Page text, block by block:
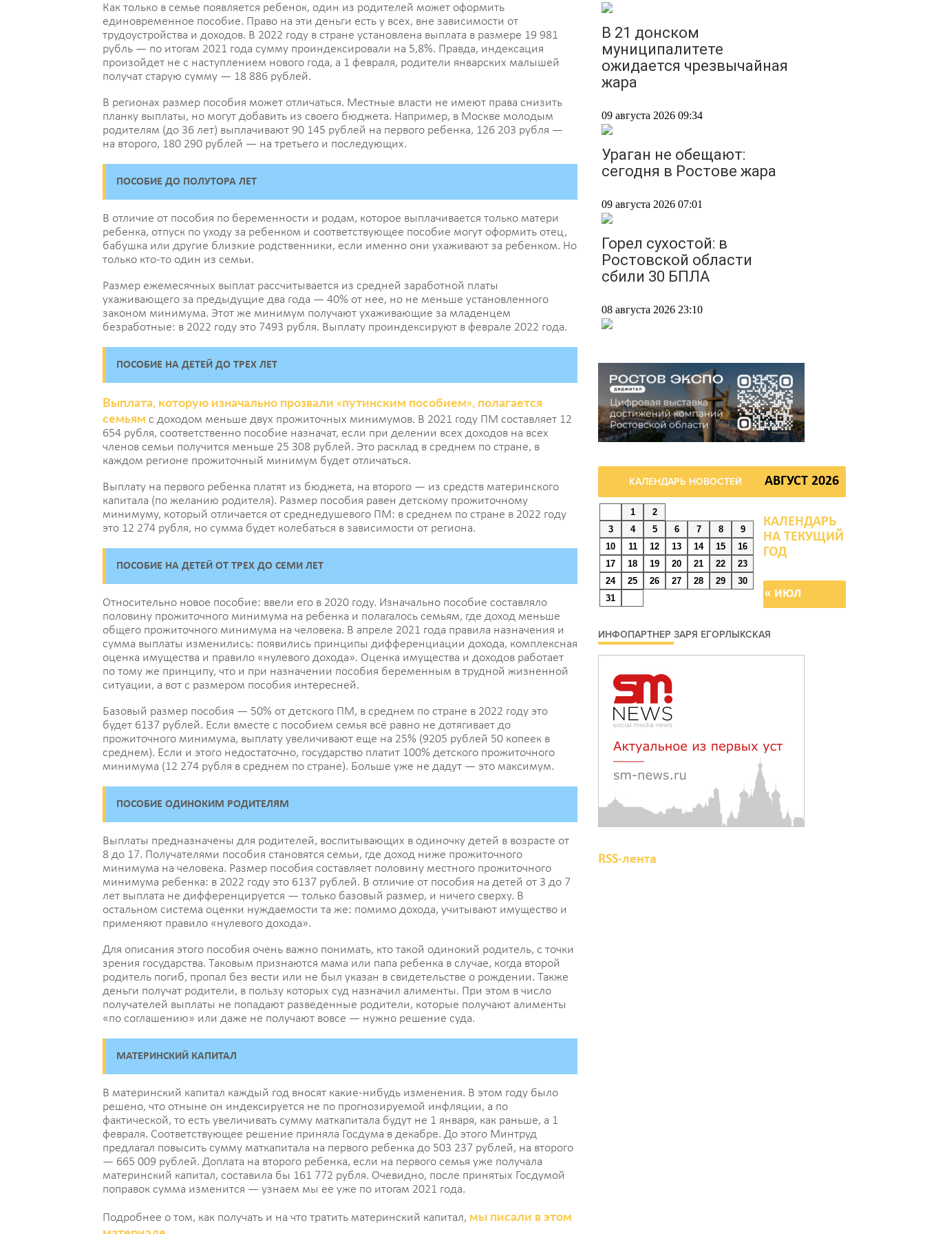
Как только в семье появляется ребенок, один из родителей может оформить
единовременное пособие. Право на эти деньги есть у всех, вне зависимости от
трудоустройства и доходов. В 2022 году в стране установлена выплата в размере 19 981
рубль — по итогам 2021 года сумму проиндексировали на 5,8%. Правда, индексация
произойдет не с наступлением нового года, а 1 февраля, родители январских малышей
получат старую сумму — 18 886 рублей.
В регионах размер пособия может отличаться. Местные власти не имеют права снизить
планку выплаты, но могут добавить из своего бюджета. Например, в Москве молодым
родителям (до 36 лет) выплачивают 90 145 рублей на первого ребенка, 126 203 рубля —
на второго, 180 290 рублей — на третьего и последующих.
ПОСОБИЕ ДО ПОЛУТОРА ЛЕТ
В отличие от пособия по беременности и родам, которое выплачивается только матери
ребенка, отпуск по уходу за ребенком и соответствующее пособие могут оформить отец,
бабушка или другие близкие родственники, если именно они ухаживают за ребенком. Но
только кто-то один из семьи.
Размер ежемесячных выплат рассчитывается из средней заработной платы
ухаживающего за предыдущие два года — 40% от нее, но не меньше установленного
законом минимума. Этот же минимум получают ухаживающие за младенцем
безработные: в 2022 году это 7493 рубля. Выплату проиндексируют в феврале 2022 года.
ПОСОБИЕ НА ДЕТЕЙ ДО ТРЕХ ЛЕТ
Выплата, которую изначально прозвали «путинским пособием», полагается
семьям с доходом меньше двух прожиточных минимумов. В 2021 году ПМ составляет 12
654 рубля, соответственно пособие назначат, если при делении всех доходов на всех
членов семьи получится меньше 25 308 рублей. Это расклад в среднем по стране, в
каждом регионе прожиточный минимум будет отличаться.
Выплату на первого ребенка платят из бюджета, на второго — из средств материнского
капитала (по желанию родителя). Размер пособия равен детскому прожиточному
минимуму, который отличается от среднедушевого ПМ: в среднем по стране в 2022 году
это 12 274 рубля, но сумма будет колебаться в зависимости от региона.
ПОСОБИЕ НА ДЕТЕЙ ОТ ТРЕХ ДО СЕМИ ЛЕТ
Относительно новое пособие: ввели его в 2020 году. Изначально пособие составляло
половину прожиточного минимума на ребенка и полагалось семьям, где доход меньше
общего прожиточного минимума на человека. В апреле 2021 года правила назначения и
сумма выплаты изменились: появились принципы дифференциации дохода, комплексная
оценка имущества и правило «нулевого дохода». Оценка имущества и доходов работает
по тому же принципу, что и при назначении пособия беременным в трудной жизненной
ситуации, а вот с размером пособия интересней.
Базовый размер пособия — 50% от детского ПМ, в среднем по стране в 2022 году это
будет 6137 рублей. Если вместе с пособием семья всё равно не дотягивает до
прожиточного минимума, выплату увеличивают еще на 25% (9205 рублей 50 копеек в
среднем). Если и этого недостаточно, государство платит 100% детского прожиточного
минимума (12 274 рубля в среднем по стране). Больше уже не дадут — это максимум.
ПОСОБИЕ ОДИНОКИМ РОДИТЕЛЯМ
Выплаты предназначены для родителей, воспитывающих в одиночку детей в возрасте от
8 до 17. Получателями пособия становятся семьи, где доход ниже прожиточного
минимума на человека. Размер пособия составляет половину местного прожиточного
минимума ребенка: в 2022 году это 6137 рублей. В отличие от пособия на детей от 3 до 7
лет выплата не дифференцируется — только базовый размер, и ничего сверху. В
остальном система оценки нуждаемости та же: помимо дохода, учитывают имущество и
применяют правило «нулевого дохода».
Для описания этого пособия очень важно понимать, кто такой одинокий родитель, с точки
зрения государства. Таковым признаются мама или папа ребенка в случае, когда второй
родитель погиб, пропал без вести или не был указан в свидетельстве о рождении. Также
деньги получат родители, в пользу которых суд назначил алименты. При этом в число
получателей выплаты не попадают разведенные родители, которые получают алименты
«по соглашению» или даже не получают вовсе — нужно решение суда.
МАТЕРИНСКИЙ КАПИТАЛ
В материнский капитал каждый год вносят какие-нибудь изменения. В этом году было
решено, что отныне он индексируется не по прогнозируемой инфляции, а по
фактической, то есть увеличивать сумму маткапитала будут не 1 января, как раньше, а 1
февраля. Соответствующее решение приняла Госдума в декабре. До этого Минтруд
предлагал повысить сумму маткапитала на первого ребенка до 503 237 рублей, на второго
— 665 009 рублей. Доплата на второго ребенка, если на первого семья уже получала
материнский капитал, составила бы 161 772 рубля. Очевидно, после принятых Госдумой
поправок сумма изменится — узнаем мы ее уже по итогам 2021 года.
Подробнее о том, как получать и на что тратить материнский капитал, мы писали в этом
В 21 донском
муниципалитете
ожидается чрезвычайная
жара
09 августа 2026 09:34
Ураган не обещают:
сегодня в Ростове жара
09 августа 2026 07:01
Горел сухостой: в
Ростовской области
сбили 30 БПЛА
08 августа 2026 23:10
капусту, дабы учеба легко
давалась: приметы на 9
августа
08 августа 2026 18:37
На трассе Р-280
«Новороссия» водителей
будут предупреждать об
угрозе БПЛА по радио
08 августа 2026 18:15
На Дону обсудили
вопросы повышения
медицинской помощи с
участием федеральных
экспертов
08 августа 2026 17:40
В Новочеркасске
построят новую
модульную котельную и
благоустроят проспект
Платовский
КАЛЕНДАРЬ НОВОСТЕЙ АВГУСТ 2026
1
2
3
4 5 6 7 8
9
10
11 12 13 14 15
16
17
18 19 20 21 22
23
24
25 26 27 28 29
30
31
« ИЮЛ
ИНФОПАРТНЕР ЗАРЯ ЕГОРЛЫКСКАЯ
RSS-лента